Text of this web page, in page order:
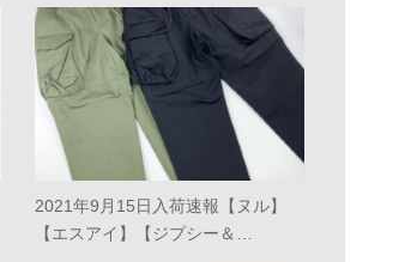
2021年9月15日入荷速報【ヌル】
【エスアイ】【ジプシー＆…